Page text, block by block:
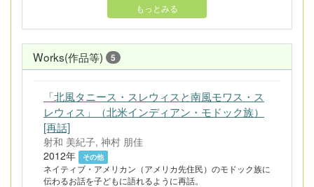
もっとみる
Works(作品等) 5
「北風タニース・スレウィスと南風モワス・ス
レウィス」（北米インディアン・モドック族）
[再話]
射和 美紀子, 神村 朋佳
2012年
その他
ネイティブ・アメリカン（アメリカ先住民）のモドック族に
伝わるお話を子どもに語れるように再話。